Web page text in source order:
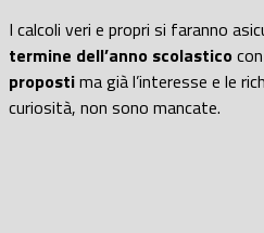
I calcoli veri e propri si faranno
termine dell’anno scolastico
propostima già l’interesse e le
curiosità, non sono mancate.